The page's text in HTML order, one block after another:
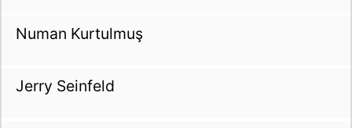
Numan Kurtulmuş
Jerry Seinfeld